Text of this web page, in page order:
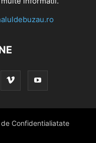
Confidentialiatate